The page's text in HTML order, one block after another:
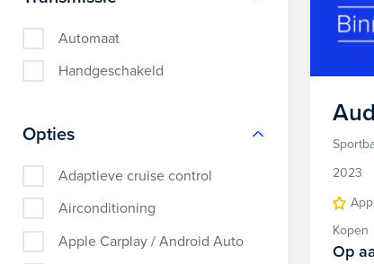
Automaat
Handgeschakeld
Opties
Adaptieve cruise control
Airconditioning
Apple Carplay / Android Auto
2023
Kopen
Op